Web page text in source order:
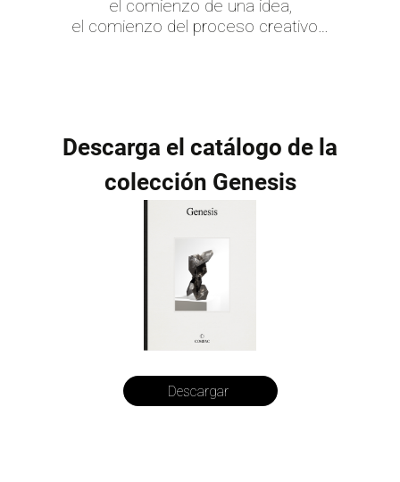
el comienzo de una idea,
el comienzo del proceso creativo…
Descarga el catálogo de la
colección Genesis
Descargar